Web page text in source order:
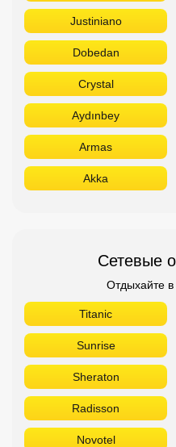
Justiniano
Dobedan
Crystal
Aydınbey
Armas
Akka
Сетевые
Отдыхайте
Titanic
Sunrise
Sheraton
Radisson
Novotel